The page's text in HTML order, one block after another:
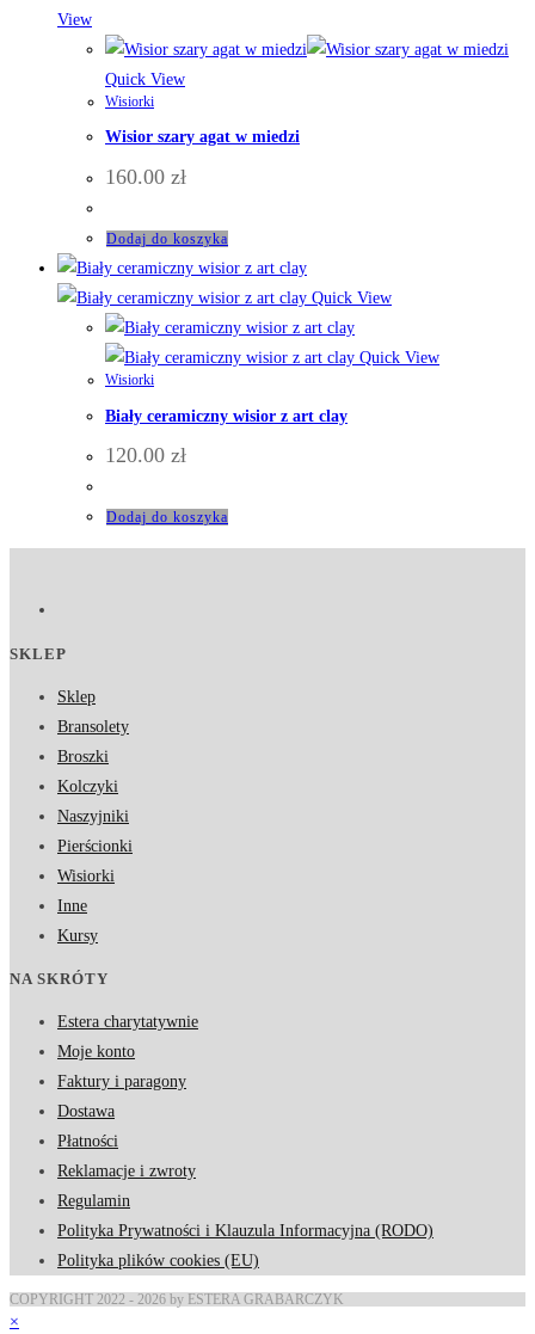
View
Quick View
Wisiorki
Wisior szary agat w miedzi
160.00 zł
Dodaj do koszyka
Quick View
Quick View
Wisiorki
Biały ceramiczny wisior z art clay
120.00 zł
Dodaj do koszyka
SKLEP
Sklep
Bransolety
Broszki
Kolczyki
Naszyjniki
Pierścionki
Wisiorki
Inne
Kursy
NA SKRÓTY
Estera charytatywnie
Moje konto
Faktury i paragony
Dostawa
Płatności
Reklamacje i zwroty
Regulamin
Polityka Prywatności i Klauzula Informacyjna (RODO)
Polityka plików cookies (EU)
COPYRIGHT 2022 - 2026 by ESTERA GRABARCZYK
×